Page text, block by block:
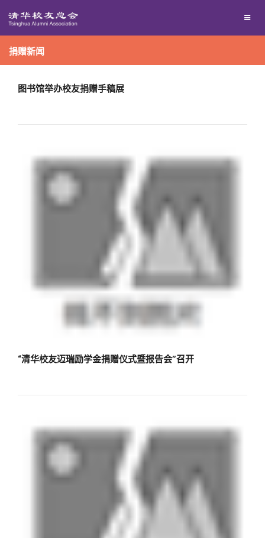
媒体平台
《清华校友通讯》
《水木清华》
我要订阅
新媒体平台
百年清华
清华人物
清华故事
青春风采
校友文苑
校友讲坛
校友服务
终身学习
信息化服务
三创大赛
实用信息
总会简介
会长致辞
总会章程
捐赠新闻
图书馆举办校友捐赠手稿展
“清华校友迈瑞励学金捐赠仪式暨报告会”召开